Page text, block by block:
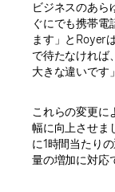
ビジネスのあら
ぐにでも携帯電
ます」とRoyer
で待たなければ
大きな違いです」
これらの変更
幅に向上させま
に1時間当たり
量の増加に対応